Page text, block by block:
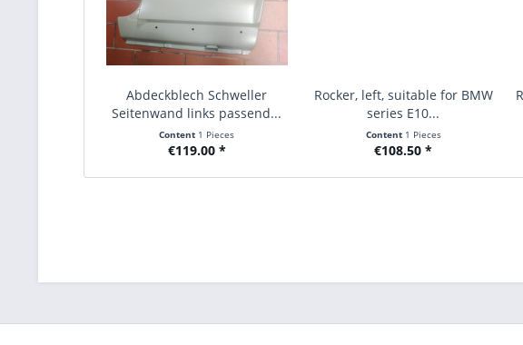
Abdeckblech Schweller
Seitenwand links passend...
Content 1 Pieces
€119.00 *
Rocker, left, suitable for BMW
series E10...
Content 1 Pieces
€108.50 *